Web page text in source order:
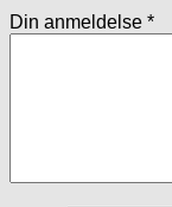
Din anmeldelse *